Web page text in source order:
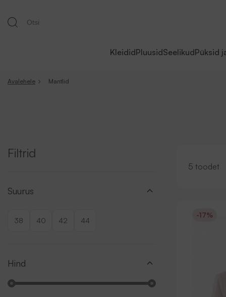
KleididPluusidSeelikudPüksid
Avalehele Mantlid
Filtrid
Suurus
38 40 42 44
Hind
5 toodet
-17%